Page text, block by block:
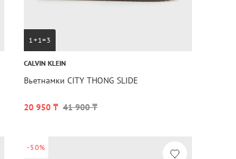
1+1=3
CALVIN KLEIN
Вьетнамки CITY THONG SLIDE
20 950 ₸ 41 900 ₸
-50%